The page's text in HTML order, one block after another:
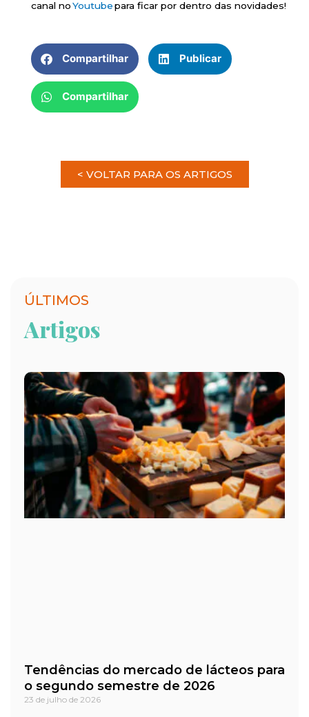
canal noYoutubepara ficar por dentro das novidades!
Compartilhar Publicar
Compartilhar
< VOLTAR PARA OS ARTIGOS
ÚLTIMOS
Artigos
Tendências do mercado de lácteos para
o segundo semestre de 2026
23 de julho de 2026